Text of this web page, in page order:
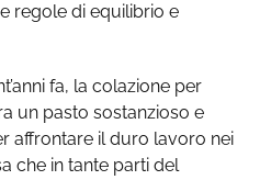
regole di equilibrio e
fa, la colazione per
un pasto sostanzioso e
affrontare il duro lavoro nei
che in tante parti del